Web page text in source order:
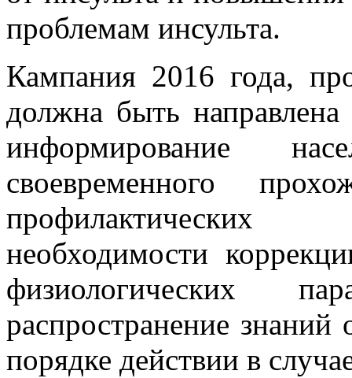
проблемам инсульта.
Кампания 2016 года,
должна быть
информирование
своевременного
необходимости
физиологических
распространение
порядке действии в